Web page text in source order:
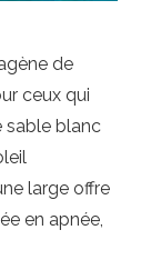
de
ceux qui
sable blanc
large offre
en apnée,